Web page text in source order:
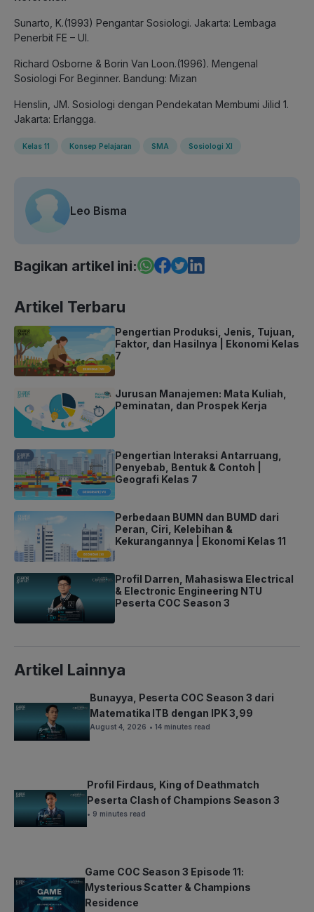
Sunarto, K.(1993) Pengantar Sosiologi. Jakarta: Lembaga
Penerbit FE – UI.
Richard Osborne & Borin Van Loon.(1996). Mengenal
Sosiologi For Beginner. Bandung: Mizan
Henslin, JM. Sosiologi dengan Pendekatan Membumi Jilid 1.
Jakarta: Erlangga.
Kelas 11 Konsep Pelajaran SMA Sosiologi XI
Leo Bisma
Bagikan artikel ini:
Artikel Terbaru
Pengertian Produksi, Jenis, Tujuan,
Faktor, dan Hasilnya | Ekonomi Kelas
7
Jurusan Manajemen: Mata Kuliah,
Peminatan, dan Prospek Kerja
Pengertian Interaksi Antarruang,
Penyebab, Bentuk & Contoh |
Geografi Kelas 7
Perbedaan BUMN dan BUMD dari
Peran, Ciri, Kelebihan &
Kekurangannya | Ekonomi Kelas 11
Profil Darren, Mahasiswa Electrical
& Electronic Engineering NTU
Peserta COC Season 3
Artikel Lainnya
Bunayya, Peserta COC Season 3 dari
Matematika ITB dengan IPK 3,99
August 4, 2026 • 14 minutes read
Profil Firdaus, King of Deathmatch
Peserta Clash of Champions Season 3
• 9 minutes read
Game COC Season 3 Episode 11:
Mysterious Scatter & Champions
Residence